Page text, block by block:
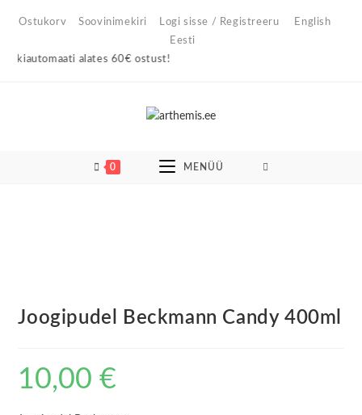
Ostukorv Soovinimekiri Logi sisse / Registreeru
English
Eesti
alates 60€ ostust!
0 MENÜÜ
Joogipudel Beckmann Candy 400ml
10,00€